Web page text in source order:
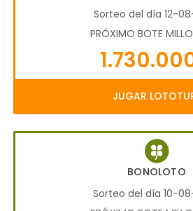
Sorteo del día 12-
PRÓXIMO BOTE
JUGAR
BONOLOTO
Sorteo del día 10-